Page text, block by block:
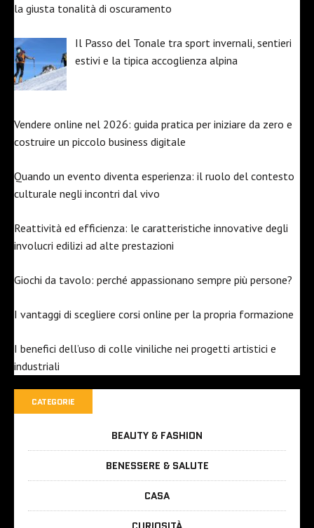
la giusta tonalità di oscuramento
Il Passo del Tonale tra sport invernali, sentieri
estivi e la tipica accoglienza alpina
Vendere online nel 2026: guida pratica per iniziare da zero e
costruire un piccolo business digitale
Quando un evento diventa esperienza: il ruolo del contesto
culturale negli incontri dal vivo
Reattività ed efficienza: le caratteristiche innovative degli
involucri edilizi ad alte prestazioni
Giochi da tavolo: perché appassionano sempre più persone?
I vantaggi di scegliere corsi online per la propria formazione
I benefici dell’uso di colle viniliche nei progetti artistici e
industriali
CATEGORIE
BEAUTY & FASHION
BENESSERE & SALUTE
CASA